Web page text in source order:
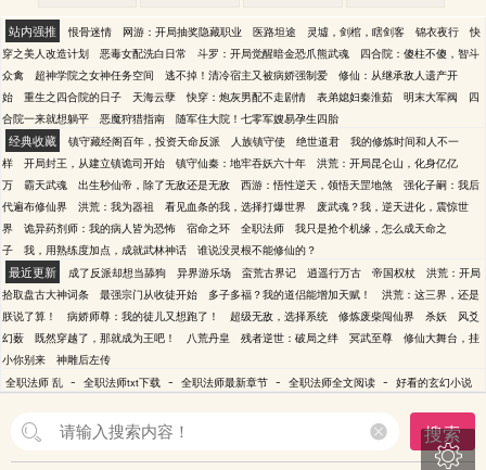
站内强推 恨骨迷情 网游：开局抽奖隐藏职业 医路坦途 灵墟，剑棺，瞎剑客 锦衣夜行
快
穿之美人改造计划
恶毒女配洗白日常 斗罗：开局觉醒暗金恐爪熊武魂
四合院：傻柱不傻，智斗
众禽
超神学院之女神任务空间 逃不掉！清冷宿主又被病娇强制爱
修仙：从继承敌人遗产开
始
重生之四合院的日子 天海云孽 快穿：炮灰男配不走剧情 表弟媳妇秦淮茹 明末大军阀
四
合院一来就想躺平
恶魔狩猎指南 随军住大院！七零军嫂易孕生四胎
经典收藏 镇守藏经阁百年，投资天命反派 人族镇守使 绝世道君
我的修炼时间和人不一
样
开局封王，从建立镇诡司开始 镇守仙秦：地牢吞妖六十年
洪荒：开局昆仑山，化身亿亿
万
霸天武魂 出生秒仙帝，除了无敌还是无敌 西游：悟性逆天，领悟天罡地煞
强化子嗣：我后
代遍布修仙界
洪荒：我为器祖 看见血条的我，选择打爆世界
废武魂？我，逆天进化，震惊世
界
诡异药剂师：我的病人皆为恐怖 宿命之环 全职法师
我只是抢个机缘，怎么成天命之
子
我，用熟练度加点，成就武林神话 谁说没灵根不能修仙的？
最近更新 成了反派却想当舔狗 异界游乐场 蛮荒古界记 逍遥行万古 帝国权杖
洪荒：开局
拾取盘古大神词条
最强宗门从收徒开始 多子多福？我的道侣能增加天赋！
洪荒：这三界，还是
朕说了算！
病娇师尊：我的徒儿又想跑了！ 超级无敌，选择系统 修炼废柴闯仙界 杀妖
风爻
幻薮
既然穿越了，那就成为王吧！ 八荒丹皇 残者逆世：破局之绊 冥武至尊
修仙大舞台，挂
小你别来
神雕后左传
全职法师 乱 - 全职法师txt下载 - 全职法师最新章节 - 全职法师全文阅读 - 好看的玄幻小说
搜索
